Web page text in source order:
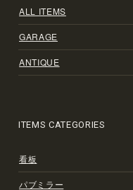
ALL ITEMS
GARAGE
ANTIQUE
ITEMS CATEGORIES
看板
パブミラー